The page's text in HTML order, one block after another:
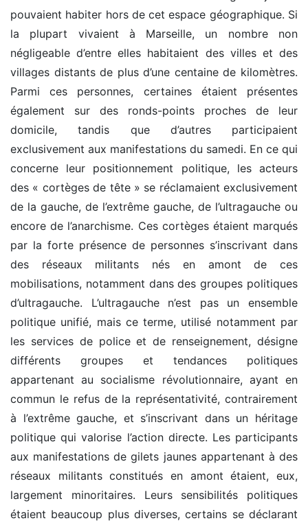
pouvaient habiter hors de cet espace géographique. Si
la plupart vivaient à Marseille, un nombre non
négligeable d’entre elles habitaient des villes et des
villages distants de plus d’une centaine de kilomètres.
Parmi ces personnes, certaines étaient présentes
également sur des ronds-points proches de leur
domicile, tandis que d’autres participaient
exclusivement aux manifestations du samedi. En ce qui
concerne leur positionnement politique, les acteurs
des « cortèges de tête » se réclamaient exclusivement
de la gauche, de l’extrême gauche, de l’ultragauche ou
encore de l’anarchisme. Ces cortèges étaient marqués
par la forte présence de personnes s’inscrivant dans
des réseaux militants nés en amont de ces
mobilisations, notamment dans des groupes politiques
d’ultragauche. L’ultragauche n’est pas un ensemble
politique unifié, mais ce terme, utilisé notamment par
les services de police et de renseignement, désigne
différents groupes et tendances politiques
appartenant au socialisme révolutionnaire, ayant en
commun le refus de la représentativité, contrairement
à l’extrême gauche, et s’inscrivant dans un héritage
politique qui valorise l’action directe. Les participants
aux manifestations de gilets jaunes appartenant à des
réseaux militants constitués en amont étaient, eux,
largement minoritaires. Leurs sensibilités politiques
étaient beaucoup plus diverses, certains se déclarant